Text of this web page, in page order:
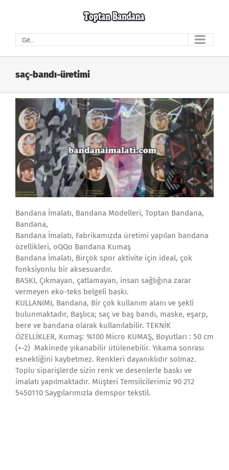
Git...
saç-bandı-üretimi
Bandana İmalatı, Bandana Modelleri, Toptan Bandana,
Bandana,
Bandana İmalatı, Fabrikamızda üretimi yapılan bandana
özellikleri, oQQo Bandana Kumaş
Bandana İmalatı, Birçok spor aktivite için ideal, çok
fonksiyonlu bir aksesuardır.
BASKI, Çıkmayan, çatlamayan, insan sağlığına zarar
vermeyen eko-teks belgeli baskı.
KULLANIMI, Bandana, Bir çok kullanım alanı ve şekli
bulunmaktadır, Başlıca; saç ve baş bandı, maske, eşarp,
bere ve bandana olarak kullanılabilir. TEKNİK
ÖZELLİKLER, Kumaş: %100 Micro KUMAŞ, Boyutları : 50 cm
(+-2) Makinede yıkanabilir ütülenebilir. Yıkama sonrası
esnekliğini kaybetmez. Renkleri dayanıklıdır solmaz.
Toplu siparişlerde sizin renk ve desenlerle baskı ve
imalatı yapılmaktadır. Müşteri Temsilcilerimiz 90 212
5450110 Saygılarımızla demspor tekstil.